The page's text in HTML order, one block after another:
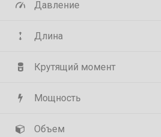
Давление
Длина
Крутящий момент
Мощность
Объем